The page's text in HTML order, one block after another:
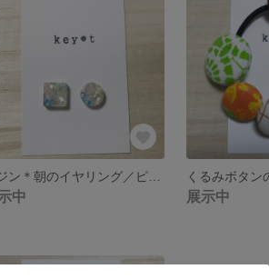
レジン＊朝のイヤリング／ピアス
中 展示中